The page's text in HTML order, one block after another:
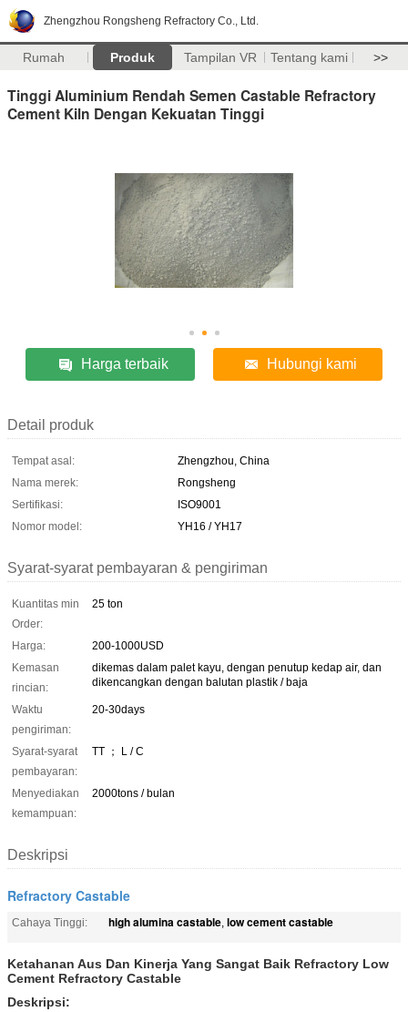
Zhengzhou Rongsheng Refractory Co., Ltd.
Rumah Produk Tampilan VR Tentang kami >>
Tinggi Aluminium Rendah Semen Castable Refractory
Cement Kiln Dengan Kekuatan Tinggi
Harga terbaik Hubungi kami
Detail produk
Tempat asal:
Zhengzhou, China
Nama merek:
Rongsheng
Sertifikasi:
ISO9001
Nomor model:
YH16 / YH17
Syarat-syarat pembayaran & pengiriman
Kuantitas min
Order:
25 ton
Harga:
200-1000USD
Kemasan
rincian:
dikemas dalam palet kayu, dengan penutup kedap air, dan
dikencangkan dengan balutan plastik / baja
Waktu
pengiriman:
20-30days
Syarat-syarat
pembayaran:
TT ； L / C
Menyediakan
kemampuan:
2000tons / bulan
Deskripsi
Refractory Castable
Cahaya Tinggi: high alumina castable, low cement castable
Ketahanan Aus Dan Kinerja Yang Sangat Baik Refractory Low
Cement Refractory Castable
Deskripsi: